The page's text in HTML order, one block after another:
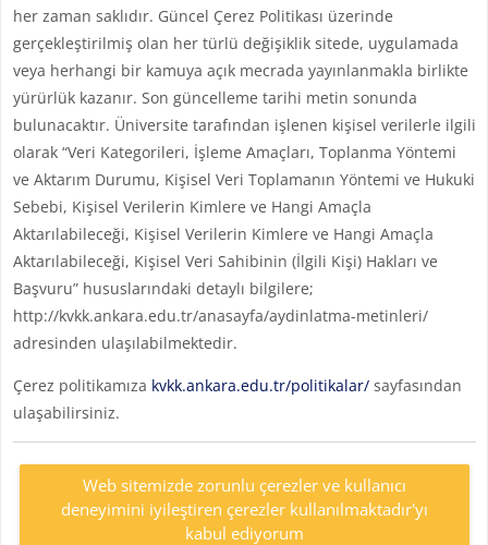
her zaman saklıdır. Güncel Çerez Politikası üzerinde
gerçekleştirilmiş olan her türlü değişiklik sitede, uygulamada
veya herhangi bir kamuya açık mecrada yayınlanmakla birlikte
yürürlük kazanır. Son güncelleme tarihi metin sonunda
bulunacaktır. Üniversite tarafından işlenen kişisel verilerle ilgili
olarak “Veri Kategorileri, İşleme Amaçları, Toplanma Yöntemi
ve Aktarım Durumu, Kişisel Veri Toplamanın Yöntemi ve Hukuki
Sebebi, Kişisel Verilerin Kimlere ve Hangi Amaçla
Aktarılabileceği, Kişisel Verilerin Kimlere ve Hangi Amaçla
Aktarılabileceği, Kişisel Veri Sahibinin (İlgili Kişi) Hakları ve
Başvuru” hususlarındaki detaylı bilgilere;
http://kvkk.ankara.edu.tr/anasayfa/aydinlatma-metinleri/
adresinden ulaşılabilmektedir.
Çerez politikamıza kvkk.ankara.edu.tr/politikalar/sayfasından
ulaşabilirsiniz.
Web sitemizde zorunlu çerezler ve kullanıcı
deneyimini iyileştiren çerezler kullanılmaktadır'yı
kabul ediyorum